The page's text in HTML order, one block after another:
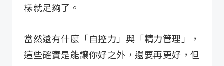
樣就足夠了。
當然還有什麼「自控力」與「精力管理」，
這些確實是能讓你好之外，還要再更好，但